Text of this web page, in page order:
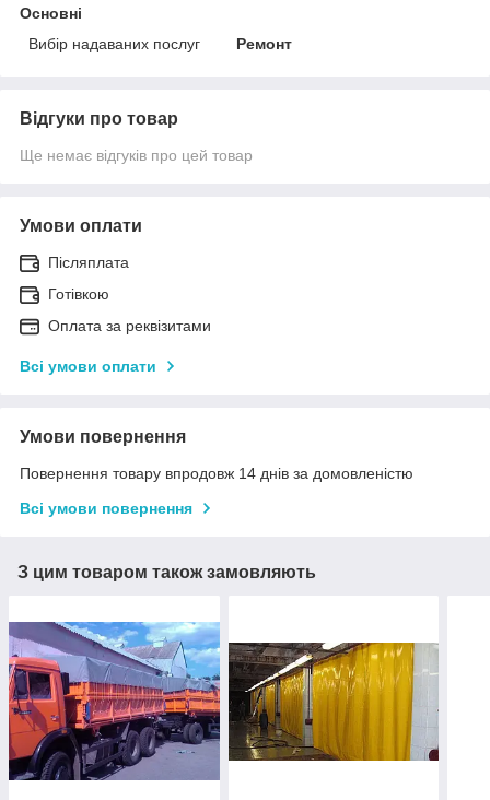
Основні
Вибір надаваних послуг
Ремонт
Відгуки про товар
Ще немає відгуків про цей товар
Умови оплати
Післяплата
Готівкою
Оплата за реквізитами
Всі умови оплати
Умови повернення
Повернення товару впродовж 14 днів за домовленістю
Всі умови повернення
З цим товаром також замовляють